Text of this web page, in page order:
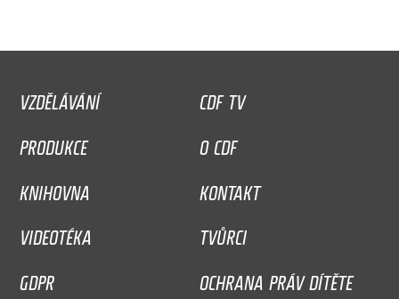
VZDĚLÁVÁNÍ
CDF TV
PRODUKCE
O CDF
KNIHOVNA
KONTAKT
VIDEOTÉKA
TVŮRCI
GDPR
OCHRANA PRÁV DÍTĚTE